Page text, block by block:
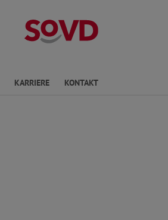
Landesverband
KARRIERE KONTAKT